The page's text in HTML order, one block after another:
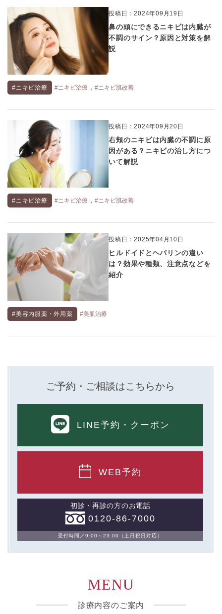
投稿日：2024年09月19日
鼻の頭にできるニキビは内臓が
不調のサイン？原因と対策を解
説
#ニキビ治療 #ニキビ治療 , #ニキビ肌改善
投稿日：2024年09月20日
右頬のニキビは内臓の不調に原
因がある？ニキビの治し方につ
いて解説
#ニキビ治療 #ニキビ治療 , #ニキビ肌改善
投稿日：2025年04月10日
ヒルドイドとヘパリンの違い
は？効果や種類、注意点などを
紹介
#美容内服薬・外用薬 #美肌治療
ご予約・ご相談はこちらから
LINE予約 ・クーポン
WEB予約
初診・再診の方のお電話
0120-86-7000
受付時間／9:00～23:00（土日祝日対応）
MENU
診療内容のご案内